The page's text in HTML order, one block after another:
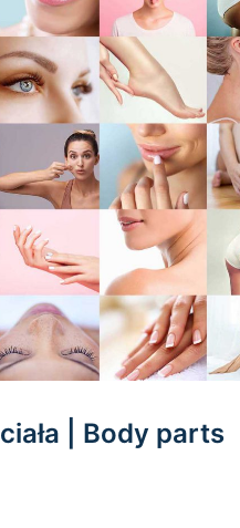
| Body parts